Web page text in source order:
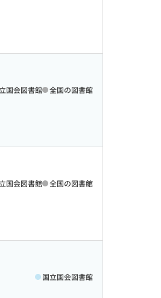
国会図書館 全国の図書館
国会図書館 全国の図書館
国立国会図書館